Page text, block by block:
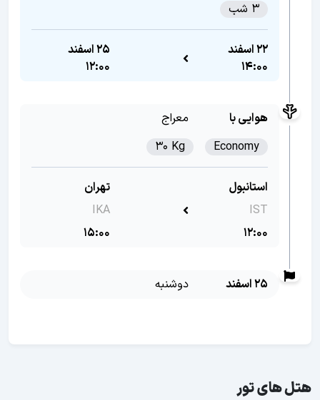
3 شب
22 اسفند
14:00
25 اسفند
12:00
هوایی با
معراج
Economy
30 Kg
استانبول
IST
12:00
تهران
IKA
15:00
25 اسفند دوشنبه
هتل های تور